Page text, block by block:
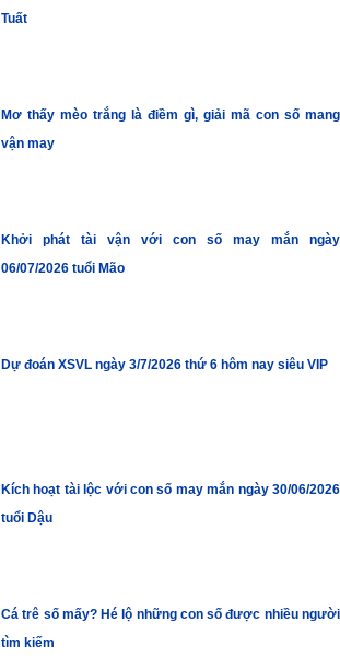
Tuất
Mơ thấy mèo trắng là điềm gì, giải mã con số mang
vận may
Khởi phát tài vận với con số may mắn ngày
06/07/2026 tuổi Mão
Dự đoán XSVL ngày 3/7/2026 thứ 6 hôm nay siêu VIP
Kích hoạt tài lộc với con số may mắn ngày 30/06/2026
tuổi Dậu
Cá trê số mấy? Hé lộ những con số được nhiều người
tìm kiếm